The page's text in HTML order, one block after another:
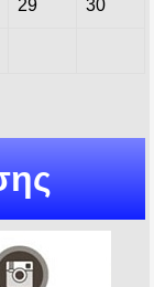
29 30